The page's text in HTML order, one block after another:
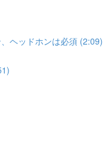
ヘッドホンは必須 (2:09)